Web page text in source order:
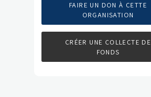
FAIRE UN DON À CETTE
ORGANISATION
CRÉER UNE COLLECTE DE
FONDS